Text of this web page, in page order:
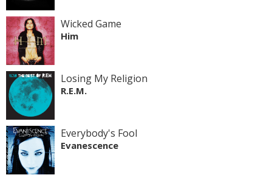
Wicked Game
Him
Losing My Religion
R.E.M.
Everybody's Fool
Evanescence